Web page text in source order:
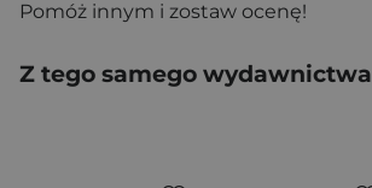
Pomóż innym i zostaw ocenę!
Z tego samego wydawnictwa